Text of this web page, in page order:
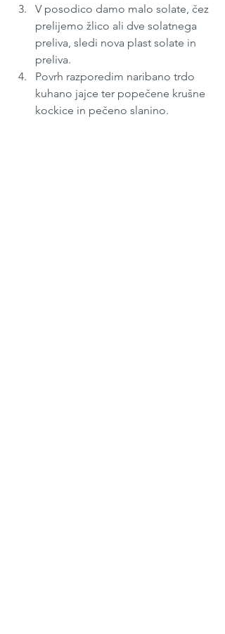
V posodico damo malo solate, čez
prelijemo žlico ali dve solatnega
preliva, sledi nova plast solate in
preliva.
Povrh razporedim naribano trdo
kuhano jajce ter popečene krušne
kockice in pečeno slanino.